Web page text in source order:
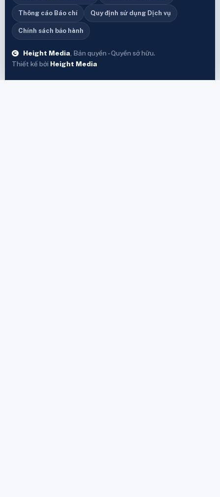
Thông cáo Báo chí Quy định sử dụng Dịch vụ
Chính sách bảo hành
Height Media , Bản quyền - Quyền sở hữu.
Thiết kế bởi Height Media